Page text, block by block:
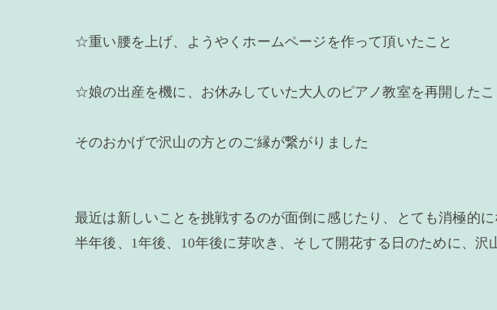
☆重い腰を上げ、ようやくホームページを作って頂いたこと
☆娘の出産を機に、お休みしていた大人のピアノ教室を再開したこ
そのおかげで沢山の方とのご縁が繋がりました
最近は新しいことを挑戦するのが面倒に感じたり、とても消極的に
半年後、1年後、10年後に芽吹き、そして開花する日のために、